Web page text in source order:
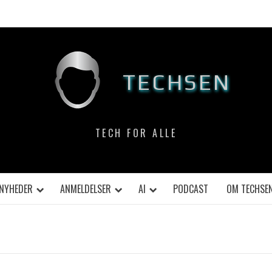
TECHSEN
TECH FOR ALLE
NYHEDER ANMELDELSER AI PODCAST OM